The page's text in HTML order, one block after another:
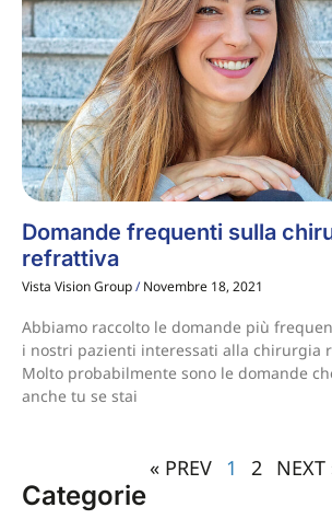
Domande frequenti sulla
refrattiva
Vista Vision Group Novembre 18, 2021
Abbiamo raccolto le domande più
i nostri pazienti interessati alla chirurgia
Molto probabilmente sono le domande
anche tu se stai
« PREV 1 2 NEXT
Categorie